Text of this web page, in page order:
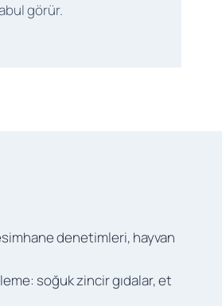
görür.
denetimleri, hayvan
soğuk zincir gıdalar, et